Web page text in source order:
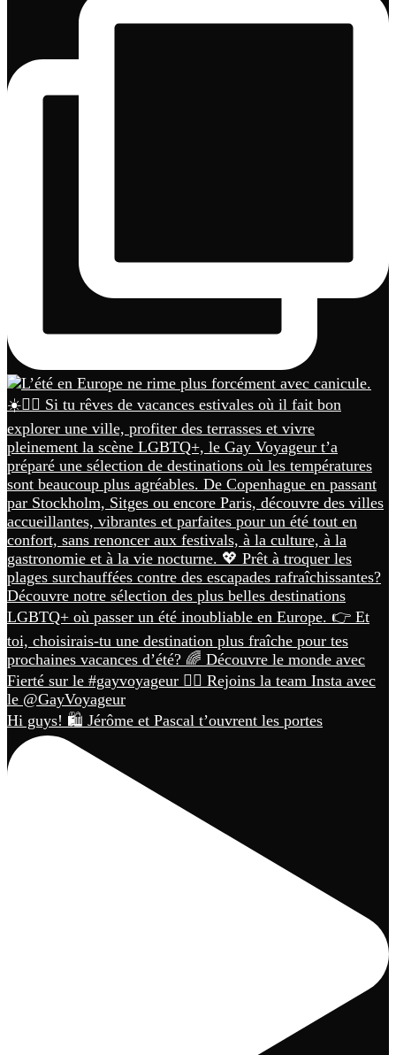
Hi guys! 🛍️ Jérôme et Pascal t’ouvrent les portes